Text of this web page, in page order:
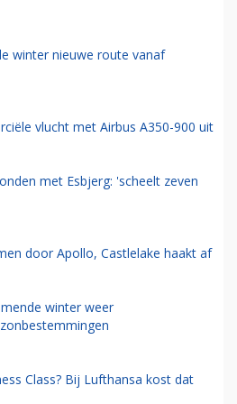
winter nieuwe route vanaf
vlucht met Airbus A350-900 uit
met Esbjerg: 'scheelt zeven
door Apollo, Castlelake haakt af
winter weer
Class? Bij Lufthansa kost dat